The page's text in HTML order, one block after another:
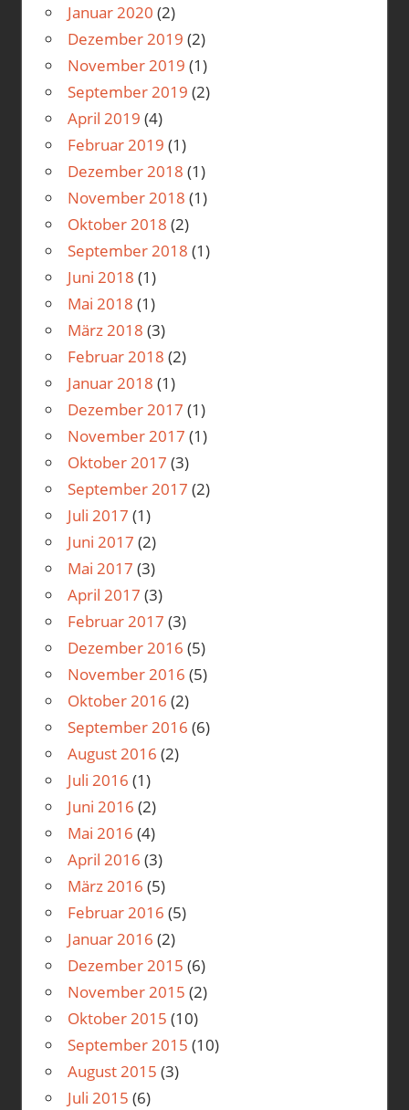
Januar 2020 (2)
Dezember 2019 (2)
November 2019 (1)
September 2019 (2)
April 2019 (4)
Februar 2019 (1)
Dezember 2018 (1)
November 2018 (1)
Oktober 2018 (2)
September 2018 (1)
Juni 2018 (1)
Mai 2018 (1)
März 2018 (3)
Februar 2018 (2)
Januar 2018 (1)
Dezember 2017 (1)
November 2017 (1)
Oktober 2017 (3)
September 2017 (2)
Juli 2017 (1)
Juni 2017 (2)
Mai 2017 (3)
April 2017 (3)
Februar 2017 (3)
Dezember 2016 (5)
November 2016 (5)
Oktober 2016 (2)
September 2016 (6)
August 2016 (2)
Juli 2016 (1)
Juni 2016 (2)
Mai 2016 (4)
April 2016 (3)
März 2016 (5)
Februar 2016 (5)
Januar 2016 (2)
Dezember 2015 (6)
November 2015 (2)
Oktober 2015 (10)
September 2015 (10)
August 2015 (3)
Juli 2015 (6)